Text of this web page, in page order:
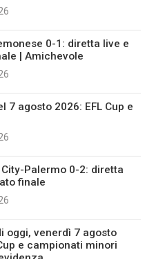
0-1: diretta live e
| Amichevole
7 agosto 2026: EFL Cup e
Palermo 0-2: diretta
finale
oggi, venerdì 7 agosto
e campionati minori